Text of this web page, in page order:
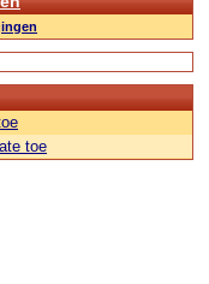
toe